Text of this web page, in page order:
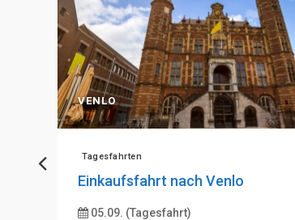
VENLO
Tagesfahrten
Einkaufsfahrt nach Venlo
05.09. (Tagesfahrt)